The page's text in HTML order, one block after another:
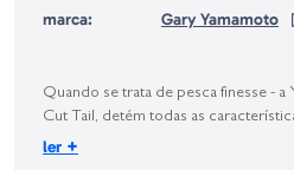
marca:
Gary Yamamoto [
Geral sobre a Segurança dos Produtos
Quando se trata de pesca finesse -
Cut Tail, detém todas as
suspensos e inativos. O desenho
ler +